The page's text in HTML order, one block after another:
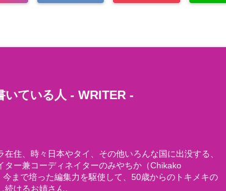
いている人 - WRITER -
在住、時々日本やタイ、その他いろんな国に出没する、
ター兼コーディネイターのみやちか（Chikako
まで培った編集力を駆使して、50歳からのトキメキの
けるお姉さん。